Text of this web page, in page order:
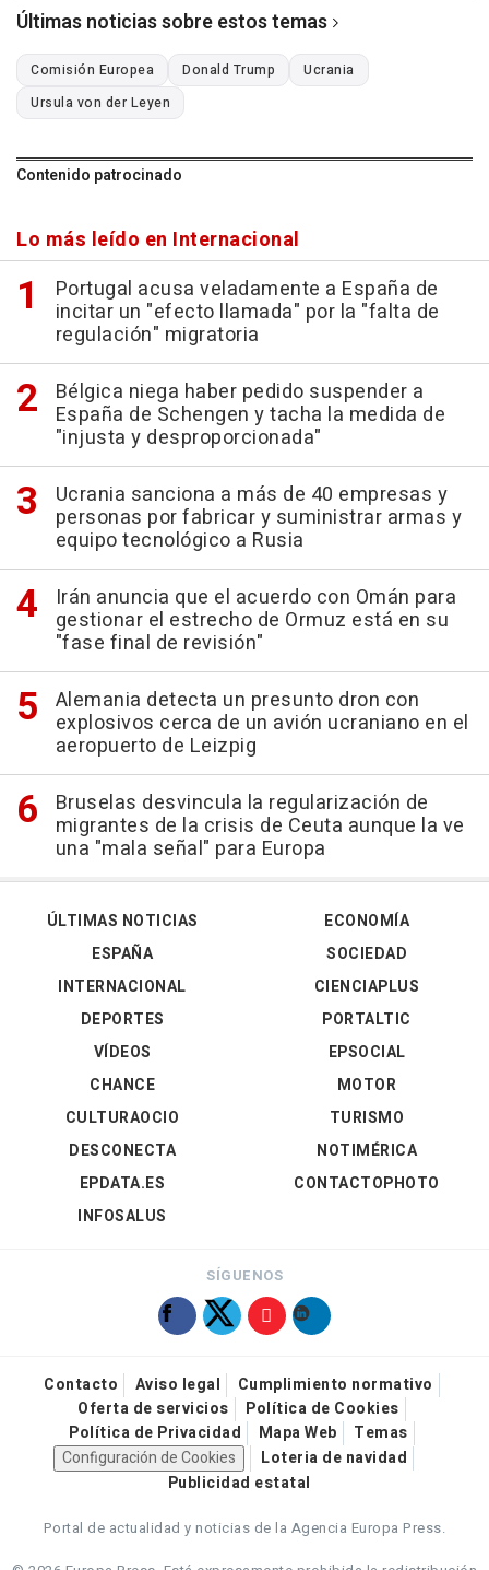
Últimas noticias sobre estos temas
Comisión Europea Donald Trump
Ucrania
Ursula von der Leyen
Contenido patrocinado
Lo más leído en Internacional
Portugal acusa veladamente a España de
incitar un "efecto llamada" por la "falta de
regulación" migratoria
Bélgica niega haber pedido suspender a
España de Schengen y tacha la medida de
"injusta y desproporcionada"
Ucrania sanciona a más de 40 empresas y
personas por fabricar y suministrar armas y
equipo tecnológico a Rusia
Irán anuncia que el acuerdo con Omán para
gestionar el estrecho de Ormuz está en su
"fase final de revisión"
Alemania detecta un presunto dron con
explosivos cerca de un avión ucraniano en el
aeropuerto de Leizpig
Bruselas desvincula la regularización de
migrantes de la crisis de Ceuta aunque la ve
una "mala señal" para Europa
ÚLTIMAS NOTICIAS
ESPAÑA
INTERNACIONAL
DEPORTES
VÍDEOS
ECONOMÍA
SOCIEDAD
CIENCIAPLUS
PORTALTIC
EPSOCIAL
CHANCE
CULTURAOCIO
DESCONECTA
EPDATA.ES
INFOSALUS
MOTOR
TURISMO
NOTIMÉRICA
CONTACTOPHOTO
SÍGUENOS
Contacto Aviso legal
Cumplimiento normativo
Oferta de servicios
Política de Cookies
Política de Privacidad
Mapa Web
Temas
Configuración de Cookies
Loteria de navidad
Publicidad estatal
Portal de actualidad y noticias de la Agencia Europa Press.